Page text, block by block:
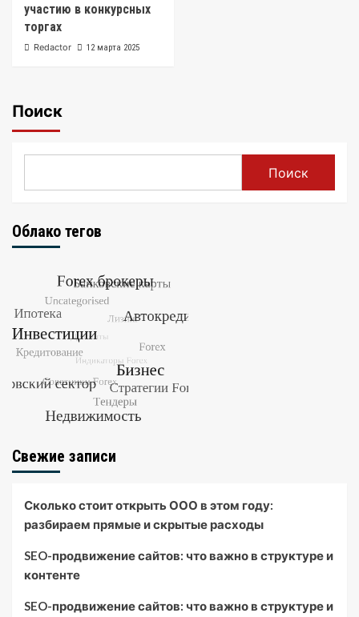
участию в конкурсных
торгах
Redactor 12 марта 2025
Поиск
Поиск
Облако тегов
Свежие записи
Сколько стоит открыть ООО в этом году:
разбираем прямые и скрытые расходы
SEO-продвижение сайтов: что важно в структуре и
контенте
SEO-продвижение сайтов: что важно в структуре и